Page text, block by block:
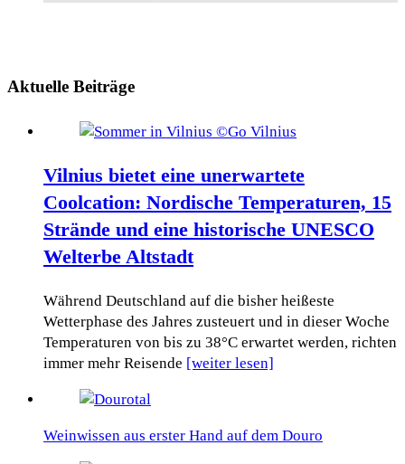
Aktuelle Beiträge
Vilnius bietet eine unerwartete
Coolcation: Nordische Temperaturen, 15
Strände und eine historische UNESCO
Welterbe Altstadt
Während Deutschland auf die bisher heißeste
Wetterphase des Jahres zusteuert und in dieser Woche
Temperaturen von bis zu 38°C erwartet werden, richten
immer mehr Reisende [weiter lesen]
Weinwissen aus erster Hand auf dem Douro